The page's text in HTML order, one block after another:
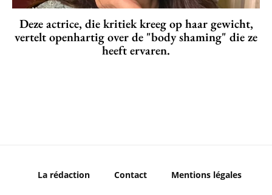
Deze actrice, die kritiek kreeg op haar gewicht,
vertelt openhartig over de "body shaming" die ze
heeft ervaren.
La rédaction Contact Mentions légales